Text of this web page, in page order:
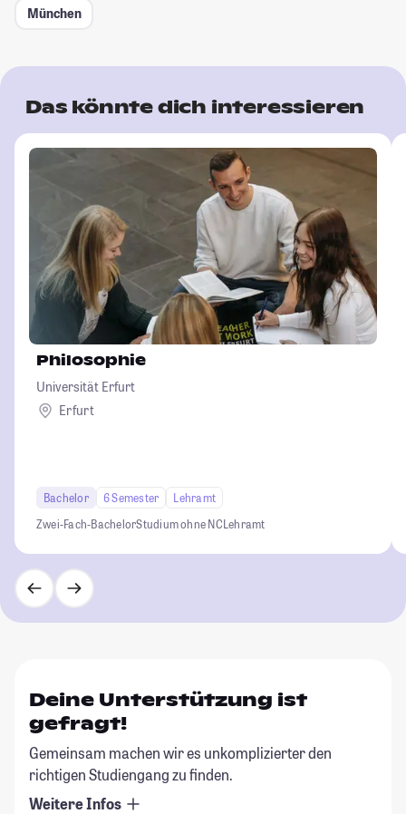
München
Das könnte dich interessieren
Philosophie
Universität Erfurt
Erfurt
Bachelor 6 Semester
Lehramt
Zwei-Fach-BachelorStudium ohne NCLehramt
Deine Unterstützung ist
gefragt!
Gemeinsam machen wir es unkomplizierter den
richtigen Studiengang zu finden.
Weitere Infos